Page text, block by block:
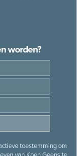
worden?
toestemming om